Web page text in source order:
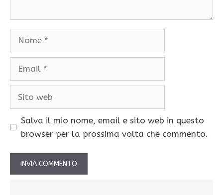
Salva il mio nome, email e sito web in questo
browser per la prossima volta che commento.